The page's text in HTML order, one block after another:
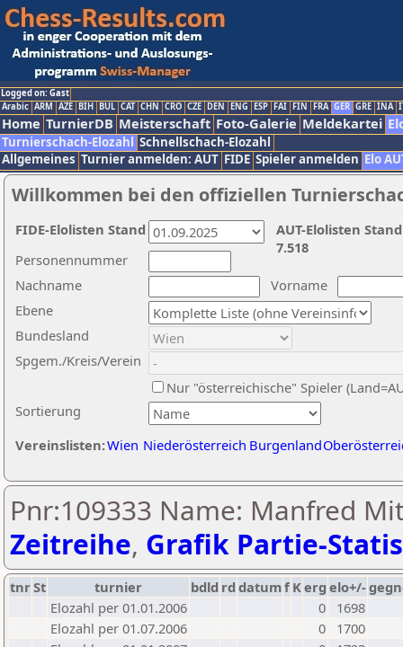
Logged on: Gast
Arabic ARM AZE BIH BUL CAT CHN CRO CZE DEN ENG ESP FAI FIN FRA GER GRE INA
Home TurnierDB Meisterschaft Foto-Galerie Meldekartei
Turnierschach-Elozahl Schnellschach-Elozahl
Allgemeines Turnier anmelden: AUT FIDE Spieler anmelden Elo
Willkommen bei den offiziellen
Nachname
Vorname
Ebene
Sortierung
Personennummer
Bundesland
Spgem./Kreis/Verein
Nur "österreichische" Spieler
Vereinslisten:Wien Niederösterreich Burgenland
AUT-Elolisten
7.518
FIDE-Elolisten Stand
Pnr:109333 Name: Manfred
Zeitreihe, Grafik Partie-
tnrSt turnier bdld rd datumf Kerg elo+/-
Elozahl per 01.01.2006
0
1698
Elozahl per 01.07.2006
0
1700